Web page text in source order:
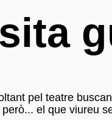
pel teatre
el que viureu